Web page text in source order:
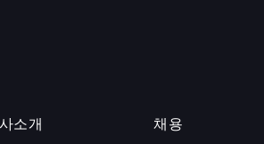
소개 채용